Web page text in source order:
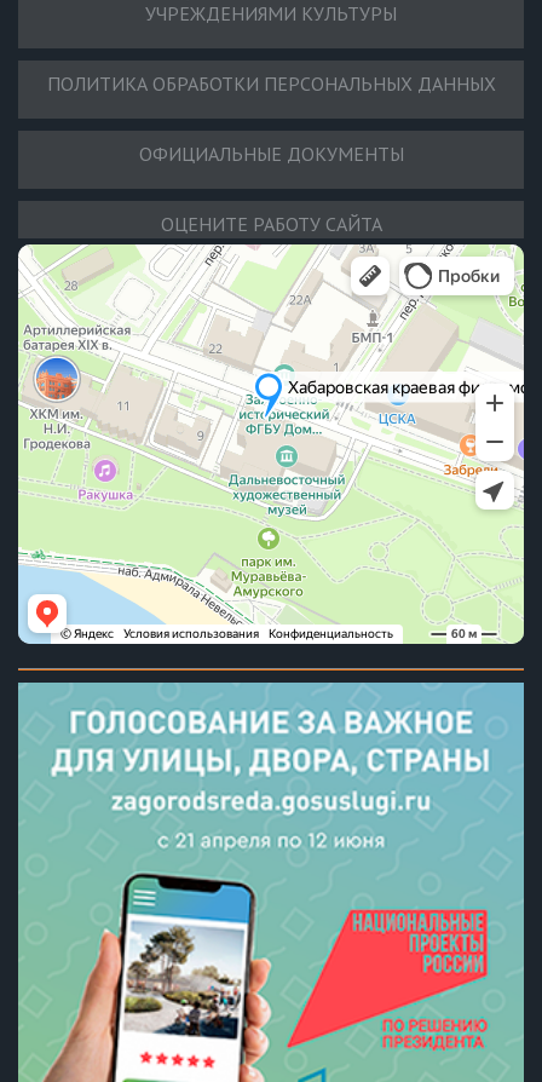
УЧРЕЖДЕНИЯМИ КУЛЬТУРЫ
ПОЛИТИКА ОБРАБОТКИ ПЕРСОНАЛЬНЫХ ДАННЫХ
ОФИЦИАЛЬНЫЕ ДОКУМЕНТЫ
ОЦЕНИТЕ РАБОТУ САЙТА